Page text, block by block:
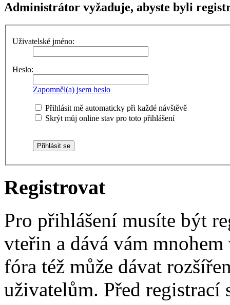
Administrátor vyžaduje, abyste byli
Uživatelské jméno:
Heslo:
Zapomněl(a) jsem heslo
Přihlásit mě automaticky při každé návštěvě
Skrýt můj online stav pro toto přihlášení
Registrovat
Pro přihlášení musíte být
vteřin a dává vám
fóra též může dávat
uživatelům. Před registrací